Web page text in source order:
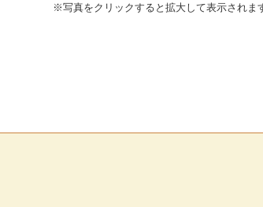
※写真をクリックすると拡大して表示されま